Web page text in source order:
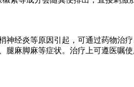
经炎等原因引起，可通过药物治
麻脚麻等症状。治疗上可遵医嘱